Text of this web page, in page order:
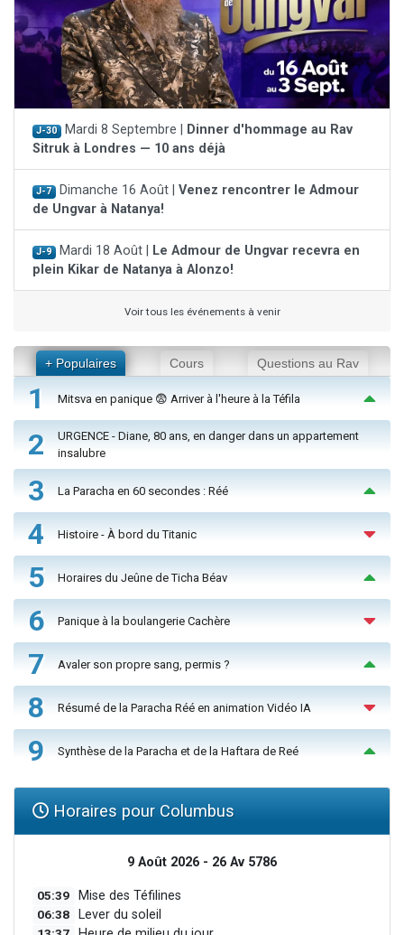
J-30 Mardi 8 Septembre |
Dinner d'hommage au Rav
Sitruk à Londres — 10 ans déjà
J-7 Dimanche 16 Août | Venez rencontrer le Admour
de Ungvar à Natanya!
J-9 Mardi 18 Août |
Le Admour de Ungvar recevra en
plein Kikar de Natanya à Alonzo!
Voir tous les événements à venir
+ Populaires Cours Questions au Rav
1 Mitsva en panique 😨 Arriver à l'heure à la Téfila
2
URGENCE - Diane, 80 ans, en danger dans un appartement
insalubre
3 La Paracha en 60 secondes : Réé
4 Histoire - À bord du Titanic
5 Horaires du Jeûne de Ticha Béav
6 Panique à la boulangerie Cachère
7 Avaler son propre sang, permis ?
8 Résumé de la Paracha Réé en animation Vidéo IA
9 Synthèse de la Paracha et de la Haftara de Reé
Horaires pour Columbus
9 Août 2026 - 26 Av 5786
05:39 Mise des Téfilines
06:38 Lever du soleil